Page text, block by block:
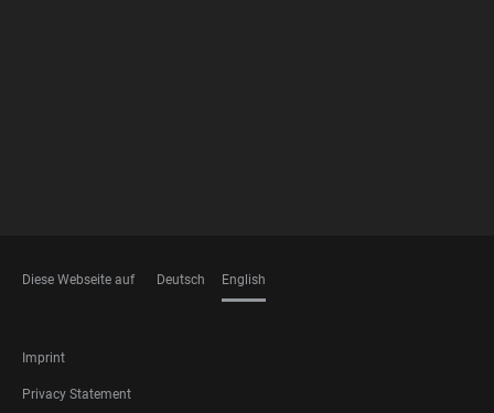
Diese Webseite auf Deutsch English
FOOTER
LEGAL
Imprint
Privacy Statement